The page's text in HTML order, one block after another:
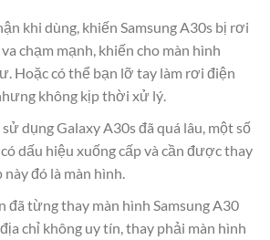
khi dùng, khiến Samsung A30s bị rơi
chạm mạnh, khiến cho màn hình
Hoặc có thể bạn lỡ tay làm rơi điện
không kịp thời xử lý.
dụng Galaxy A30s đã quá lâu, một số
dấu hiệu xuống cấp và cần được thay
đó là màn hình.
đã từng thay màn hình Samsung A30
chỉ không uy tín, thay phải màn hình